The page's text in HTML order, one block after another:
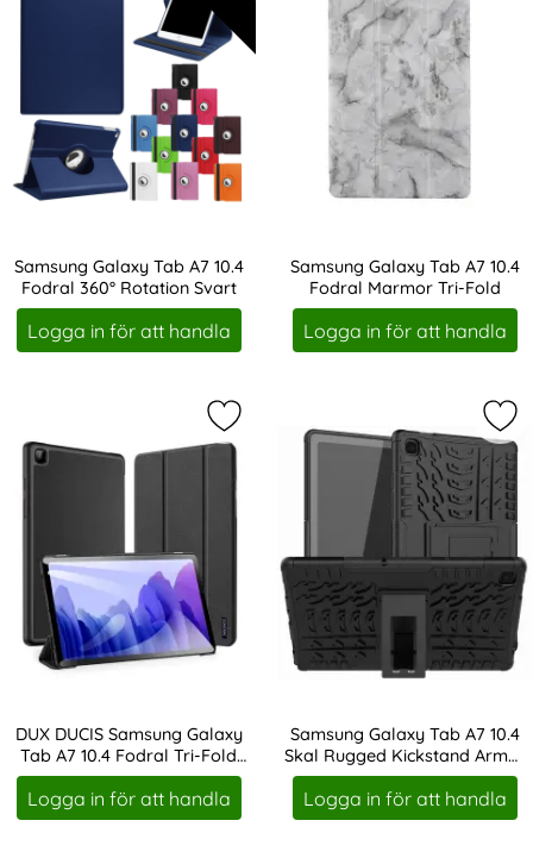
Samsung Galaxy Tab A7 10.4
Fodral 360° Rotation Svart
Art. nr 10801
Logga in för att handla
Samsung Galaxy Tab A7 10.4
Fodral Marmor Tri-Fold
Art. nr 10829
Logga in för att handla
DUX DUCIS Samsung Galaxy
Tab A7 10.4 Fodral Tri-Fold
Svart
Art. nr 11354
Logga in för att handla
Markera dUX DUCIS Samsung
Samsung Galaxy Tab A7 10.4
Skal Rugged Kickstand Armor
Svart
Art. nr 13631
Logga in för att handla